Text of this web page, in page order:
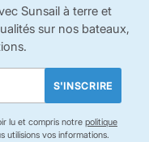
Sunsail à terre et
sur nos bateaux,
S'INSCRIRE
lu et compris notre politique
utilisions vos informations.